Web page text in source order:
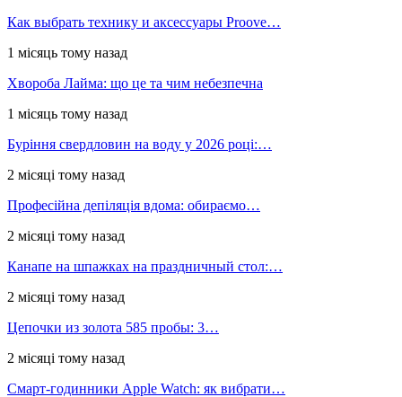
Как выбрать технику и аксессуары Proove…
1 місяць тому назад
Хвороба Лайма: що це та чим небезпечна
1 місяць тому назад
Буріння свердловин на воду у 2026 році:…
2 місяці тому назад
Професійна депіляція вдома: обираємо…
2 місяці тому назад
Канапе на шпажках на праздничный стол:…
2 місяці тому назад
Цепочки из золота 585 пробы: 3…
2 місяці тому назад
Смарт-годинники Apple Watch: як вибрати…